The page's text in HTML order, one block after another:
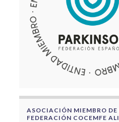
ASOCIACIÓN MIEMBRO DE
FEDERACIÓN COCEMFE